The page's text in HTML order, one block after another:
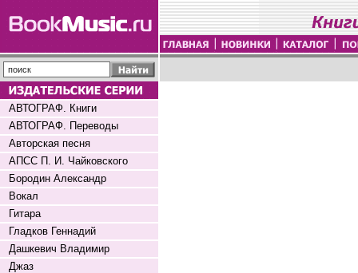
АВТОГРАФ. Книги
АВТОГРАФ. Переводы
Авторская песня
АПСС П. И. Чайковского
Бородин Александр
Вокал
Гитара
Гладков Геннадий
Дашкевич Владимир
Джаз